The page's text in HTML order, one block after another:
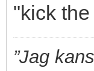
"kick
”Jag